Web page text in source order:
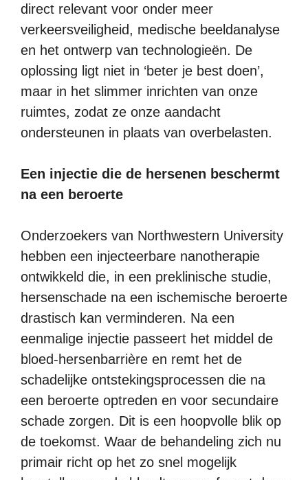
direct relevant voor onder meer
verkeersveiligheid, medische beeldanalyse
en het ontwerp van technologieën. De
oplossing ligt niet in ‘beter je best doen’,
maar in het slimmer inrichten van onze
ruimtes, zodat ze onze aandacht
ondersteunen in plaats van overbelasten.
Een injectie die de hersenen beschermt
na een beroerte
Onderzoekers van Northwestern University
hebben een injecteerbare nanotherapie
ontwikkeld die, in een preklinische studie,
hersenschade na een ischemische beroerte
drastisch kan verminderen. Na een
eenmalige injectie passeert het middel de
bloed-hersenbarrière en remt het de
schadelijke ontstekingsprocessen die na
een beroerte optreden en voor secundaire
schade zorgen. Dit is een hoopvolle blik op
de toekomst. Waar de behandeling zich nu
primair richt op het zo snel mogelijk